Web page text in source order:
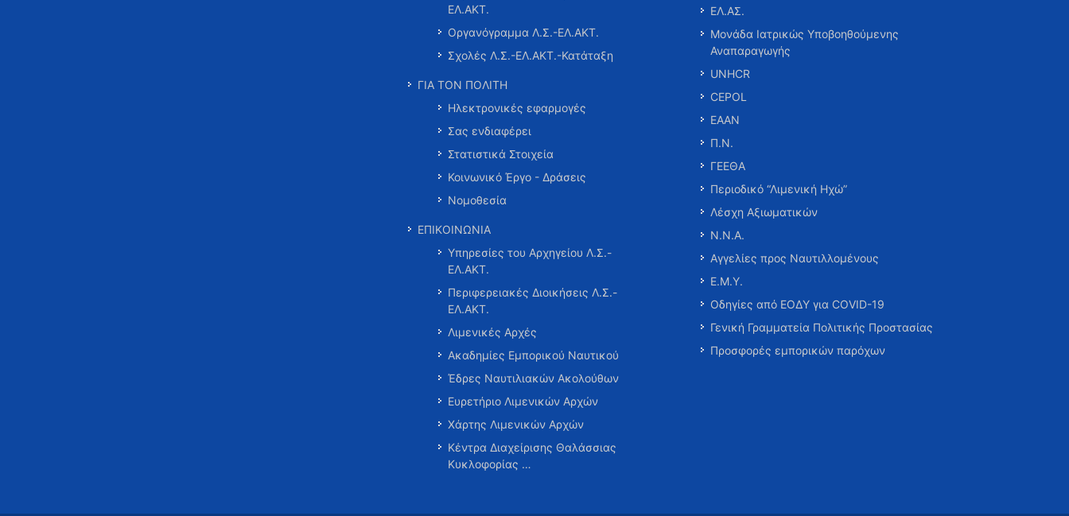
ΕΛ.ΑΚΤ.
Οργανόγραμμα Λ.Σ.-ΕΛ.ΑΚΤ.
Σχολές Λ.Σ.-ΕΛ.ΑΚΤ.-Κατάταξη
ΓΙΑ ΤΟΝ ΠΟΛΙΤΗ
Ηλεκτρονικές εφαρμογές
Σας ενδιαφέρει
Στατιστικά Στοιχεία
Κοινωνικό Έργο - Δράσεις
Νομοθεσία
ΕΠΙΚΟΙΝΩΝΙΑ
Υπηρεσίες του Αρχηγείου Λ.Σ.-
ΕΛ.ΑΚΤ.
Περιφερειακές Διοικήσεις Λ.Σ.-
ΕΛ.ΑΚΤ.
Λιμενικές Αρχές
Ακαδημίες Εμπορικού Ναυτικού
Έδρες Ναυτιλιακών Ακολούθων
Ευρετήριο Λιμενικών Αρχών
Χάρτης Λιμενικών Αρχών
Κέντρα Διαχείρισης Θαλάσσιας
Κυκλοφορίας …
ΕΛ.ΑΣ.
Μονάδα Ιατρικώς Υποβοηθούμενης
Αναπαραγωγής
UNHCR
CEPOL
ΕΑΑΝ
Π.Ν.
ΓΕΕΘΑ
Περιοδικό “Λιμενική Ηχώ”
Λέσχη Αξιωματικών
Ν.Ν.Α.
Αγγελίες προς Ναυτιλλομένους
Ε.Μ.Υ.
Οδηγίες από ΕΟΔΥ για COVID-19
Γενική Γραμματεία Πολιτικής Προστασίας
Προσφορές εμπορικών παρόχων